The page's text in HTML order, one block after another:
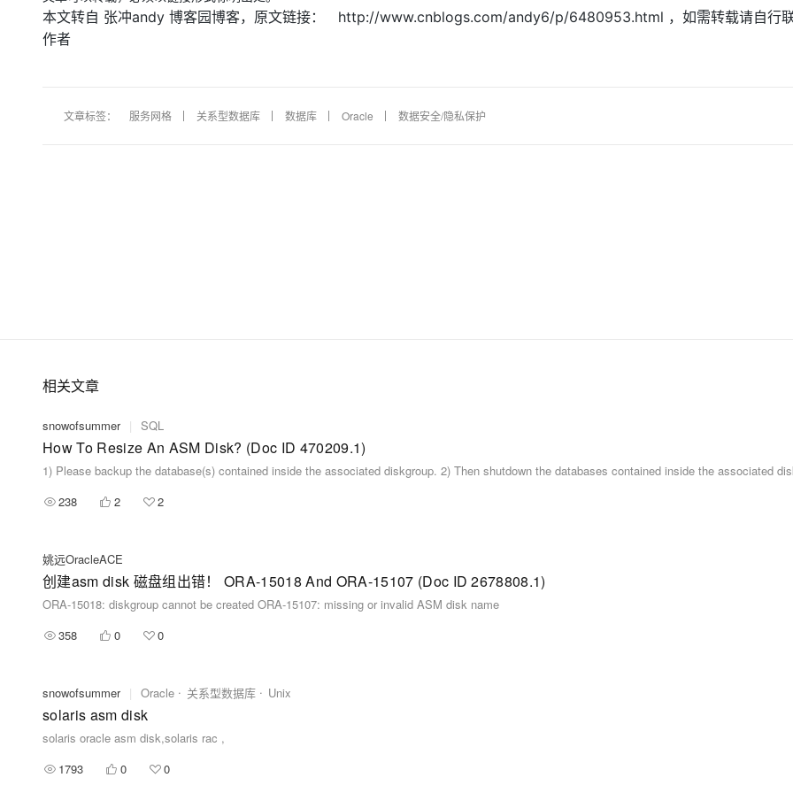
本文转自 张冲andy 博客园博客，原文链接： http://www.cnblogs.com/andy6/p/6480953.html ，如需转载请自行
作者
文章标签： 服务网格 关系型数据库 数据库 Oracle 数据安全/隐私保护
相关文章
snowofsummer | SQL
How To Resize An ASM Disk? (Doc ID 470209.1)
238 2 2
姚远OracleACE
创建asm disk 磁盘组出错！ ORA-15018 And ORA-15107 (Doc ID 2678808.1)
ORA-15018: diskgroup cannot be created ORA-15107: missing or invalid ASM disk name
358
0 0
snowofsummer | Oracle 关系型数据库 Unix
solaris asm disk
solaris oracle asm disk,solaris rac ,
1793
0 0